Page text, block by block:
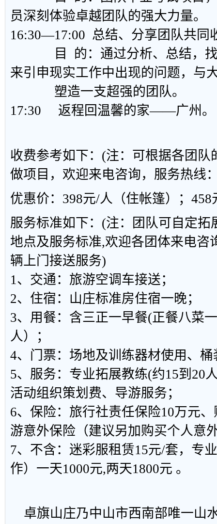
员深刻体验卓越团队的强大力量。
16:30—17:00 总结、分享团队共同
目 的：通过分析、总结，找
来引申现实工作中出现的问题，与
塑造一支超强的团队。
17:30 返程回温馨的家——广州 。
收费参考如下：(注：可根据各团队
做项目，欢迎来电咨询，服务热线
优惠价：398元/人（住帐篷）；
服务标准如下：(注：团队可自定拓
地点及服务标准,欢迎各团体来电咨
辆上门接送服务)
1、交通：旅游空调车接送；
2、住宿：山庄标准房住宿一晚；
3、用餐：含三正一早餐(正餐八菜
人）；
4、门票：场地及训练器材使用、
5、服务：专业拓展教练(约15到20
活动组织策划费、导游服务；
6、保险：旅行社责任保险10万元
游意外保险（建议另加购买个人意
7、不含：迷彩服租赁15元/套，专
作）一天1000元,两天1800元 。
卓旗山庄乃中山市西南部唯一山